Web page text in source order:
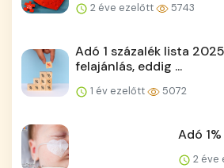
2 éve ezelőtt 5743
Adó 1 százalék lista
felajánlás, eddig ...
1 év ezelőtt 5072
Adó
2 éve